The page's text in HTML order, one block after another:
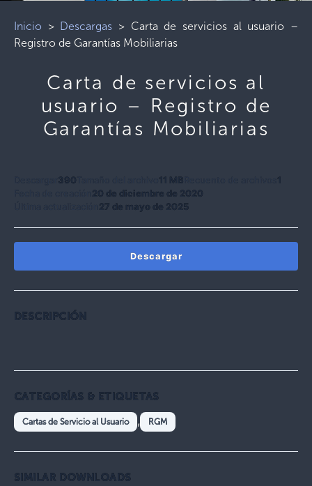
Inicio > Descargas > Carta de servicios al usuario –
Registro de Garantías Mobiliarias
Carta de servicios al
usuario – Registro de
Garantías Mobiliarias
390 11 MB
1
20 de diciembre de 2020
27 de mayo de 2025
Descargar
DESCRIPCIÓN
CATEGORÍAS & ETIQUETAS
Cartas de Servicio al Usuario , RGM
SIMILAR DOWNLOADS